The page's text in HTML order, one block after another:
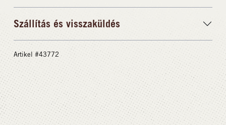
Szállítás és visszaküldés
Artikel #43772